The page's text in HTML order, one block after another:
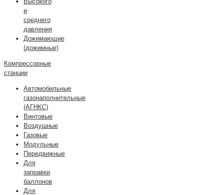
и
среднего
давления
Дожимающие
(дожимные)
Компрессорные
станции
Автомобильные
газонаполнительные
(АГНКС)
Винтовые
Воздушные
Газовые
Модульные
Передвижные
Для
заправки
баллонов
Для